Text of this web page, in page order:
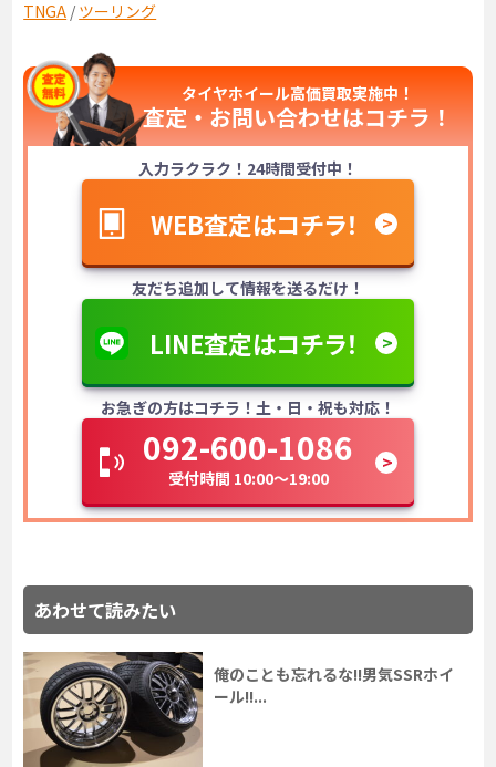
TNGA / ツーリング
タイヤホイール高価買取実施中！
査定・お問い合わせはコチラ！
入力ラクラク！24時間受付中！
WEB査定はコチラ！
友だち追加して情報を送るだけ！
LINE査定はコチラ！
お急ぎの方はコチラ！土・日・祝も対応！
092-600-1086
受付時間 10:00～19:00
あわせて読みたい
俺のことも忘れるな!!男気SSRホイ
ール!!...